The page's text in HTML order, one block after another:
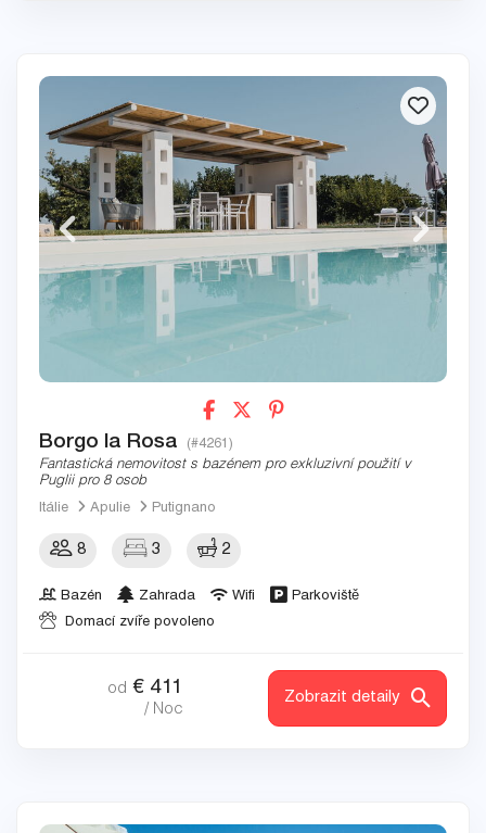
Borgo la Rosa (#4261)
Fantastická nemovitost s bazénem pro exkluzivní použití v
Puglii pro 8 osob
Itálie
Apulie Putignano
8 3 2
Bazén Zahrada Wifi
Parkoviště
Domací zvíře povoleno
od € 411
/ Noc
Zobrazit detaily